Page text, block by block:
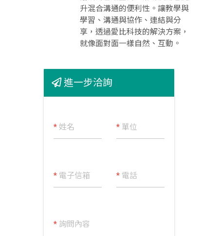
升混合溝通的便利性。讓教學與
學習、溝通與協作、連結與分
享，透過愛比科技的解決方案，
就像面對面一樣自然、互動。
進一步洽詢
*姓名 * 單位
*電子信箱 * 電話
*詢問內容